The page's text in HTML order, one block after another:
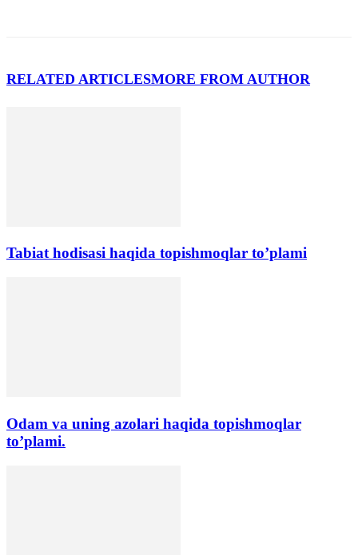
RELATED ARTICLESMORE FROM AUTHOR
Tabiat hodisasi haqida topishmoqlar to’plami
Odam va uning azolari haqida topishmoqlar
to’plami.